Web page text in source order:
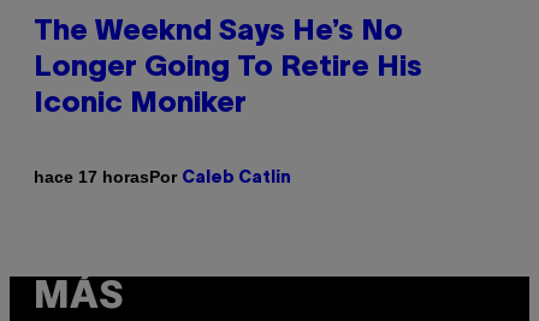
The Weeknd Says He’s No
Longer Going To Retire His
Iconic Moniker
hace 17 horasPor Caleb Catlin
MÁS